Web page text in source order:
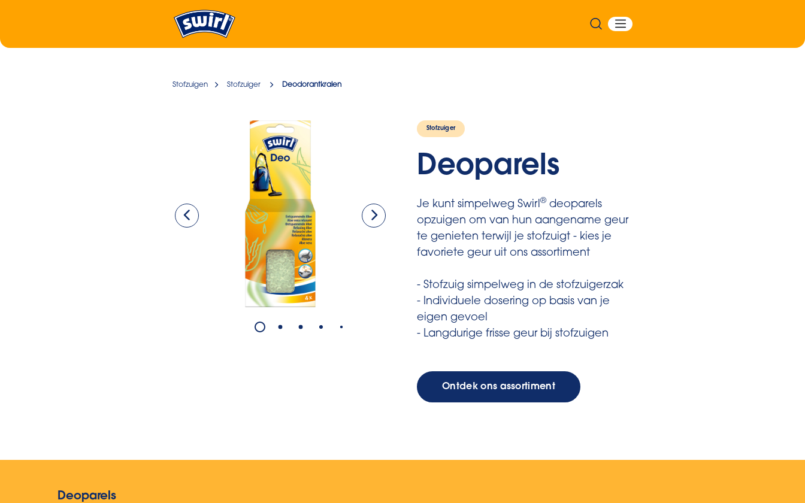
Stofzuigen Stofzuiger Deodorantkralen
Stofzuiger
Deoparels
Je kunt simpelweg Swirl® deoparels
opzuigen om van hun aangename geur
te genieten terwijl je stofzuigt - kies je
favoriete geur uit ons assortiment
- Stofzuig simpelweg in de stofzuigerzak
- Individuele dosering op basis van je
eigen gevoel
- Langdurige frisse geur bij stofzuigen
Ontdek ons assortiment
Deoparels